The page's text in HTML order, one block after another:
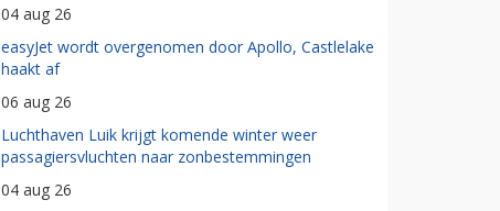
04 aug 26
easyJet wordt overgenomen door Apollo, Castlelake
haakt af
06 aug 26
Luchthaven Luik krijgt komende winter weer
passagiersvluchten naar zonbestemmingen
04 aug 26